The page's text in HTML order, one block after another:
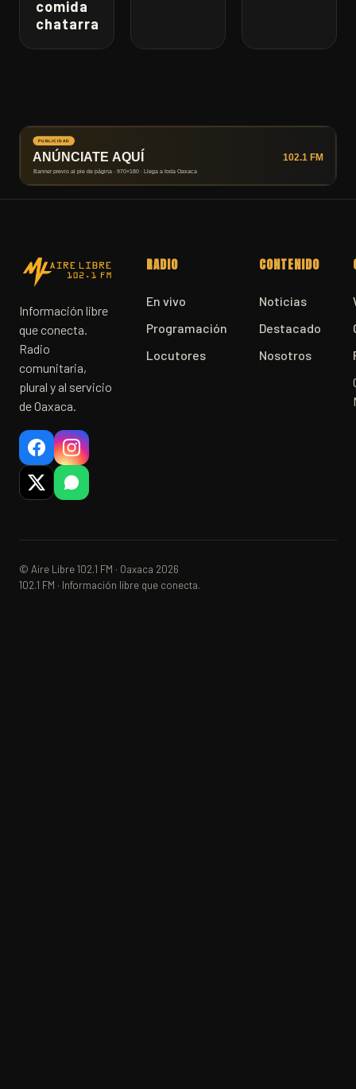
comida
chatarra
Información libre
que conecta.
Radio
comunitaria,
plural y al servicio
de Oaxaca.
RADIO
En vivo
Programación
Locutores
CONTENIDO
Noticias
Destacado
Nosotros
© Aire Libre 102.1 FM · Oaxaca 2026
102.1 FM · Información libre que conecta.